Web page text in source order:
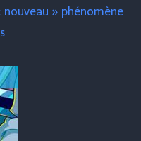
nouveau » phénomène